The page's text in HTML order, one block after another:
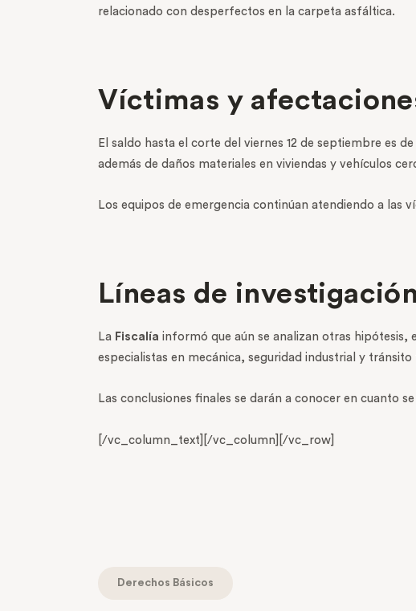
relacionado con desperfectos en la carpeta asfáltica.
Víctimas y
El saldo hasta el corte del viernes 12 de septiembre es
además de daños materiales en viviendas y vehículos
Los equipos de emergencia continúan atendiendo a las
Líneas de
La Fiscalía informó que aún se analizan otras hipótesis,
especialistas en mecánica, seguridad industrial y
Las conclusiones finales se darán a conocer en cuanto
[/vc_column_text][/vc_column][/vc_row]
Derechos Básicos